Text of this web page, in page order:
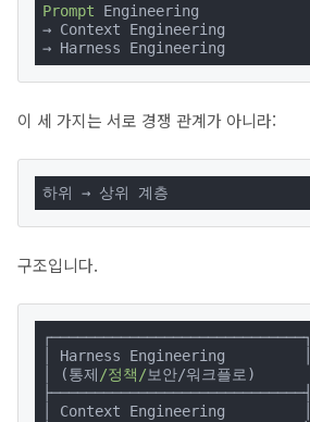
Prompt Engineering
→ Context Engineering
→ Harness Engineering
이 세 가지는 서로 경쟁 관계가 아니라:
하위 → 상위 계층
구조입니다.
┌─────────────────────────────┐
│ Harness Engineering         │
│ (통제 /정책/보안/워크플로)      │
├─────────────────────────────┤
│ Context Engineering         │